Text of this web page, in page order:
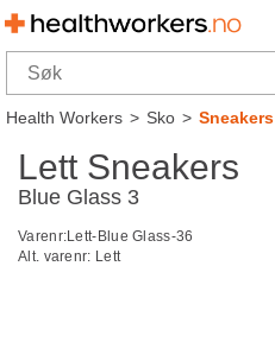
Health Workers>Sko>Sneakers
Lett Sneakers
Blue Glass 3
Varenr:Lett-Blue Glass-36
Alt. varenr: Lett